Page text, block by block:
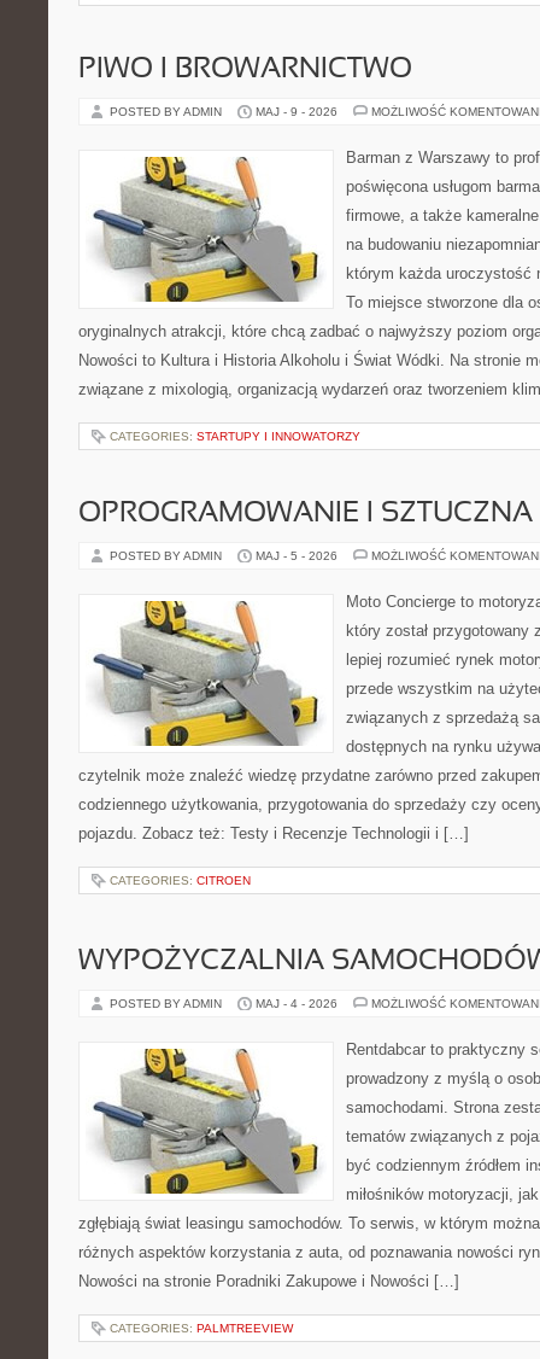
PIWO I BROWARNICTWO
POSTED BY ADMIN MAJ - 9 - 2026 MOŻLIWOŚĆ
Barman z Warszawy to
poświęcona usługom
firmowe, a także
na budowaniu
którym każda uroczystość
To miejsce stworzone dla
oryginalnych atrakcji, które chcą zadbać o najwyższy poziom
Nowości to Kultura i Historia Alkoholu i Świat Wódki. Na stronie
związane z mixologią, organizacją wydarzeń oraz tworzeniem
CATEGORIES: STARTUPY I INNOWATORZY
OPROGRAMOWANIE I SZTUCZNA
POSTED BY ADMIN MAJ - 5 - 2026 MOŻLIWOŚĆ
Moto Concierge to
który został
lepiej rozumieć rynek
przede wszystkim na
związanych z sprzedażą
dostępnych na rynku
czytelnik może znaleźć wiedzę przydatne zarówno przed
codziennego użytkowania, przygotowania do sprzedaży czy
pojazdu. Zobacz też: Testy i Recenzje Technologii i […]
CATEGORIES: CITROEN
WYPOŻYCZALNIA
POSTED BY ADMIN MAJ - 4 - 2026 MOŻLIWOŚĆ
Rentdabcar to praktyczny
prowadzony z myślą o
samochodami. Strona
tematów związanych z
być codziennym źródłem
miłośników motoryzacji,
zgłębiają świat leasingu samochodów. To serwis, w którym
różnych aspektów korzystania z auta, od poznawania nowości
Nowości na stronie Poradniki Zakupowe i Nowości […]
CATEGORIES: PALMTREEVIEW